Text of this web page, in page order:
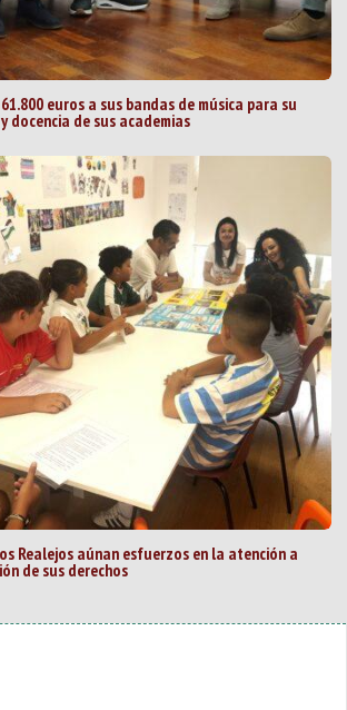
euros a sus bandas de música para su
docencia de sus academias
Realejos aúnan esfuerzos en la atención a
de sus derechos